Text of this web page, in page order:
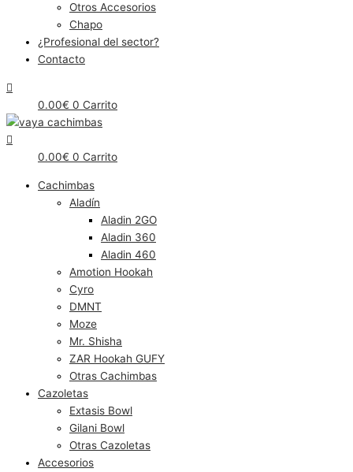
Otros Accesorios
Chapo
¿Profesional del sector?
Contacto
0.00€ 0 Carrito
0.00€ 0 Carrito
Cachimbas
Aladín
Aladin 2GO
Aladin 360
Aladin 460
Amotion Hookah
Cyro
DMNT
Moze
Mr. Shisha
ZAR Hookah GUFY
Otras Cachimbas
Cazoletas
Extasis Bowl
Gilani Bowl
Otras Cazoletas
Accesorios